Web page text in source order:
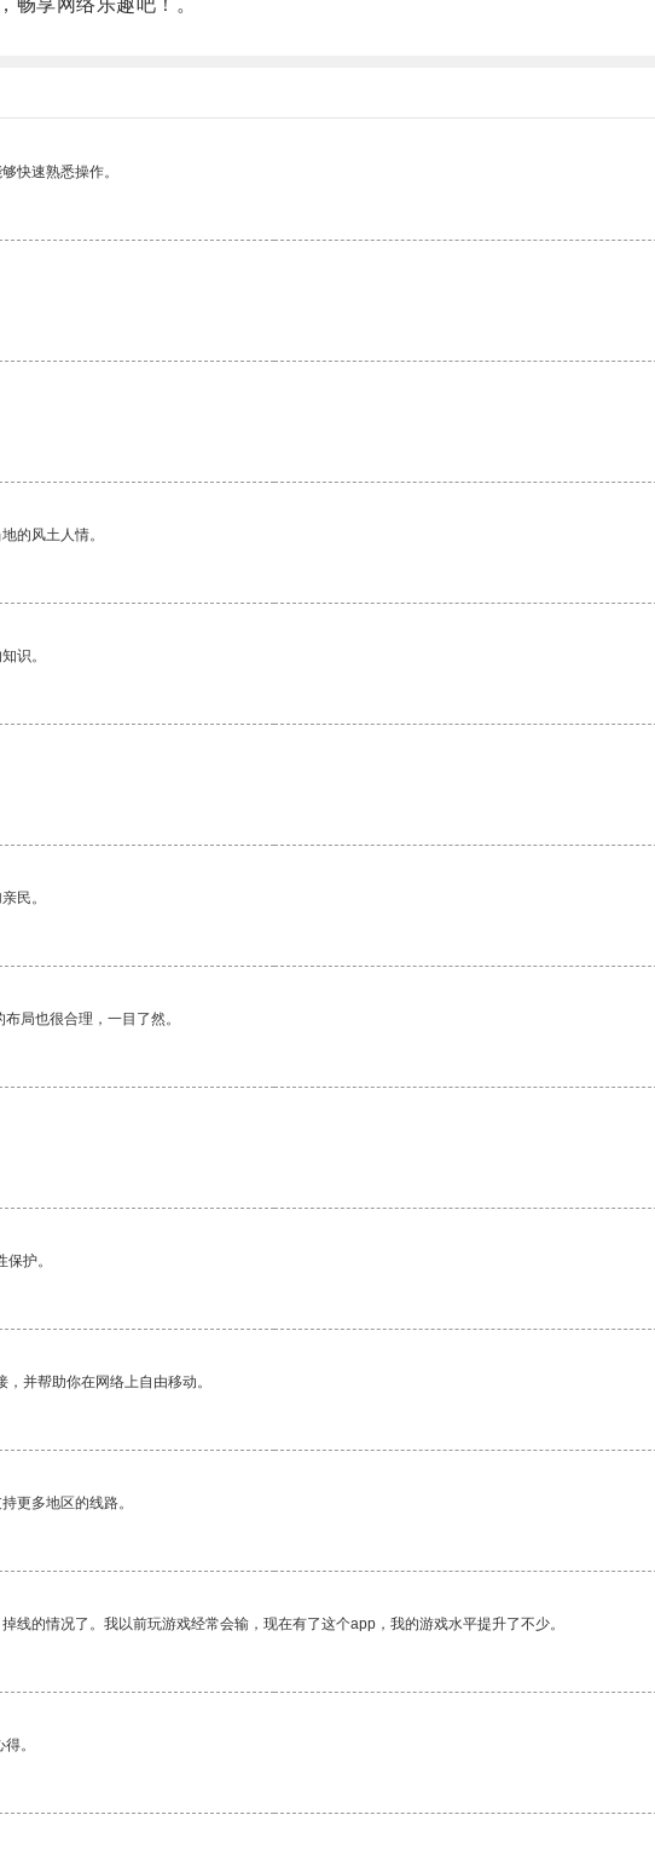
享网络乐趣吧！。
快速熟悉操作。
的风土人情。
识。
民。
局也很合理，一目了然。
护。
并帮助你在网络上自由移动。
更多地区的线路。
线的情况了。我以前玩游戏经常会输，现在有了这个app，我的游戏水平提升了不少。
。